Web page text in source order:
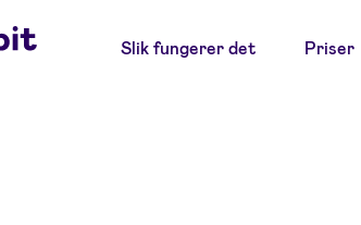
Slik fungerer det Priser